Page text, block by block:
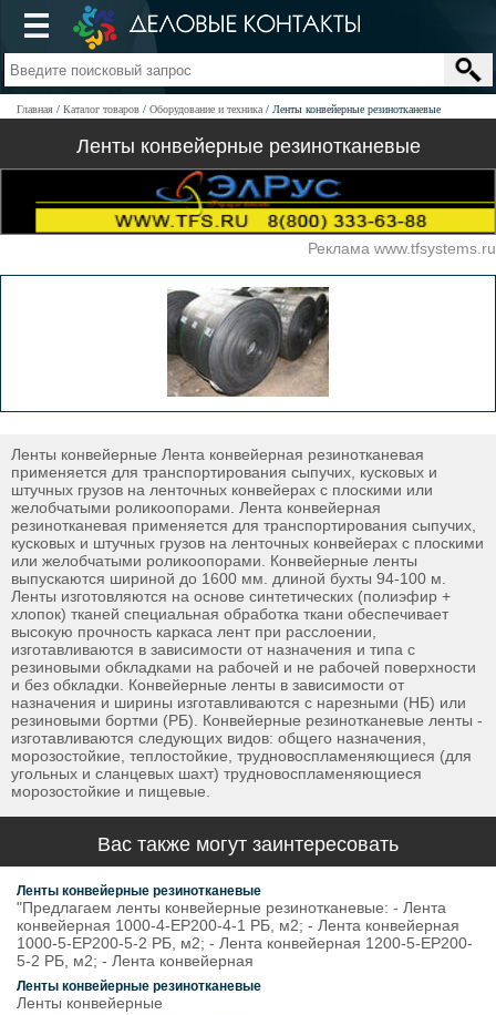
Главная Каталог товаров Оборудование и техника Ленты конвейерные резинотканевые
Ленты конвейерные резинотканевые
Реклама www.tfsystems.ru
Ленты конвейерные Лента конвейерная резинотканевая
применяется для транспортирования сыпучих, кусковых и
штучных грузов на ленточных конвейерах с плоскими или
желобчатыми роликоопорами. Лента конвейерная
резинотканевая применяется для транспортирования сыпучих,
кусковых и штучных грузов на ленточных конвейерах с плоскими
или желобчатыми роликоопорами. Конвейерные ленты
выпускаются шириной до 1600 мм. длиной бухты 94-100 м.
Ленты изготовляются на основе синтетических (полиэфир +
хлопок) тканей специальная обработка ткани обеспечивает
высокую прочность каркаса лент при расслоении,
изготавливаются в зависимости от назначения и типа с
резиновыми обкладками на рабочей и не рабочей поверхности
и без обкладки. Конвейерные ленты в зависимости от
назначения и ширины изготавливаются с нарезными (НБ) или
резиновыми бортми (РБ). Конвейерные резинотканевые ленты -
изготавливаются следующих видов: общего назначения,
морозостойкие, теплостойкие, трудновоспламеняющиеся (для
угольных и сланцевых шахт) трудновоспламеняющиеся
морозостойкие и пищевые.
Вас также могут заинтересовать
Ленты конвейерные резинотканевые
"Предлагаем ленты конвейерные резинотканевые: - Лента
конвейерная 1000-4-ЕР200-4-1 РБ, м2; - Лента конвейерная
1000-5-ЕР200-5-2 РБ, м2; - Лента конвейерная 1200-5-ЕР200-
5-2 РБ, м2; - Лента конвейерная
Ленты конвейерные резинотканевые
Ленты конвейерные